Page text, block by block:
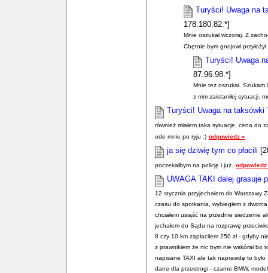
Turyści! Uwaga na
178.180.82.*]
Mnie oszukał wczoraj. Z
Chętnie bym gnojowi przyłożył.
Turyści! Uwaga
87.96.98.*]
Mnie też oszukał.
z nim zaistaniłej sytuacji.
Turyści! Uwaga na
również miałem taka sytuacje, cena do
ode mnie po ryju :) odpowiedz »
ja się dziwię tym co płacili
poczekałbym na policję i już. odpowiedz
UWAGA TAKI dalej grasuje
12 stycznia przyjechałem do Warszawy
czasu do spotkania, wybiegłem z
chciałem usiąść na przednie siedzenie
jechałem do Sądu na rozprawę
8 czy 10 km zapłaciłem 250 zł - gdyby
z prawnikiem że nic bym nie wskórał bo
napisane TAXI ale tak naprawdę to
dane dla przestrogi - czarne BMW,